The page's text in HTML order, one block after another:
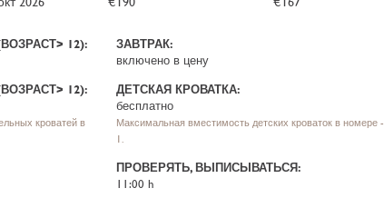
12):
ЗАВТРАК:
включено в цену
12):
кроватей в
ДЕТСКАЯ КРОВАТКА:
бесплатно
Максимальная вместимость детских кроваток в номере -
1.
ПРОВЕРЯТЬ, ВЫПИСЫВАТЬСЯ:
11:00 h